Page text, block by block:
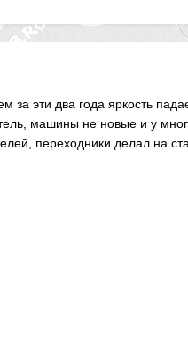
эти два года яркость
машины не новые и у
переходники делал на